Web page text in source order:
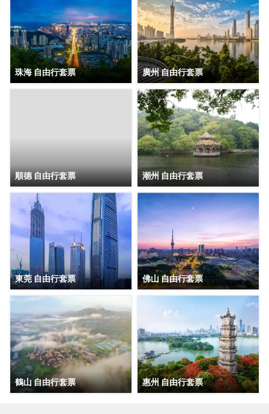
聯網的結合、與新生活方式的結合，致力於成為全球領先的
生活服務連鎖平台，引領新尚美好生活。
珠海 自由行套票 廣州 自由行套票
順德 自由行套票 潮州 自由行套票
東莞 自由行套票 佛山 自由行套票
鶴山 自由行套票 惠州 自由行套票